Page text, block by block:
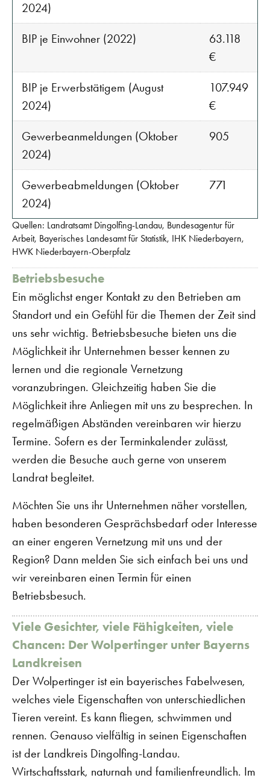
2024)
BIP je Einwohner (2022)
63.118
€
BIP je Erwerbstätigem (August
2024)
107.949
€
Gewerbeanmeldungen (Oktober
2024)
905
Gewerbeabmeldungen (Oktober
2024)
771
Quellen: Landratsamt Dingolfing-Landau, Bundesagentur für
Arbeit, Bayerisches Landesamt für Statistik, IHK Niederbayern,
HWK Niederbayern-Oberpfalz
Betriebsbesuche
Ein möglichst enger Kontakt zu den Betrieben am
Standort und ein Gefühl für die Themen der Zeit sind
uns sehr wichtig. Betriebsbesuche bieten uns die
Möglichkeit ihr Unternehmen besser kennen zu
lernen und die regionale Vernetzung
voranzubringen. Gleichzeitig haben Sie die
Möglichkeit ihre Anliegen mit uns zu besprechen. In
regelmäßigen Abständen vereinbaren wir hierzu
Termine. Sofern es der Terminkalender zulässt,
werden die Besuche auch gerne von unserem
Landrat begleitet.
Möchten Sie uns ihr Unternehmen näher vorstellen,
haben besonderen Gesprächsbedarf oder Interesse
an einer engeren Vernetzung mit uns und der
Region? Dann melden Sie sich einfach bei uns und
wir vereinbaren einen Termin für einen
Betriebsbesuch.
Viele Gesichter, viele Fähigkeiten, viele
Chancen: Der Wolpertinger unter Bayerns
Landkreisen
Der Wolpertinger ist ein bayerisches Fabelwesen,
welches viele Eigenschaften von unterschiedlichen
Tieren vereint. Es kann fliegen, schwimmen und
rennen. Genauso vielfältig in seinen Eigenschaften
ist der Landkreis Dingolfing-Landau.
Wirtschaftsstark, naturnah und familienfreundlich. Im